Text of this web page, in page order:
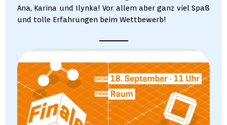
Ana, Karina und Ilynka! Vor allem aber ganz viel Spaß
und tolle Erfahrungen beim Wettbewerb!